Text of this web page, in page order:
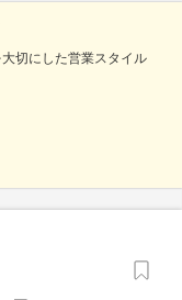
切にした営業スタイル